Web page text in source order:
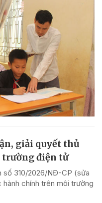
giải quyết thủ
điện tử
số 310/2026/NĐ-CP (sửa
chính trên môi trường